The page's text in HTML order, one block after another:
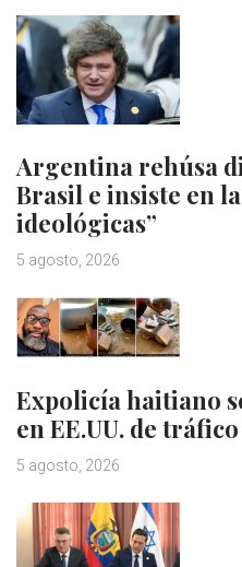
Argentina rehúsa
Brasil e insiste en
ideológicas”
5 agosto, 2026
Expolicía haitiano
en EE.UU. de
5 agosto, 2026